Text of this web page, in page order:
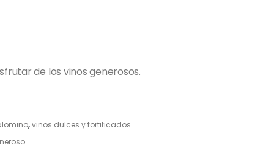
de los vinos generosos.
,vinos dulces y fortificados